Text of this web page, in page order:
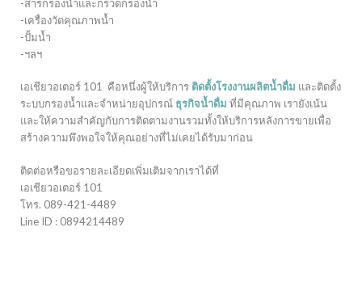
-สารกรองน้ำและกรวดกรองน้ำ
-เครื่องวัดคุณภาพน้ำ
-ปั้มน้ำ
-ฯลฯ
เอเชียวอเตอร์ 101 คือหนึ่งผู้ให้บริการ ติดตั้งโรงงานผลิตน้ำดื่ม และติดตั้ง
ระบบกรองน้ำและจำหน่ายอุปกรณ์ ธุรกิจน้ำดื่ม ที่มีคุณภาพ เรายังเน้น
และให้ความสำคัญกับการติดตามงานรวมทั้งให้บริการหลังการขายเพื่อ
สร้างความพึงพอใจให้คุณอย่างที่ไม่เคยได้รับมาก่อน
ติดต่อหรือขอรายละเอียดเพิ่มเติมจากเราได้ที่
เอเชียวอเตอร์ 101
โทร. 089-421-4489
Line ID : 0894214489